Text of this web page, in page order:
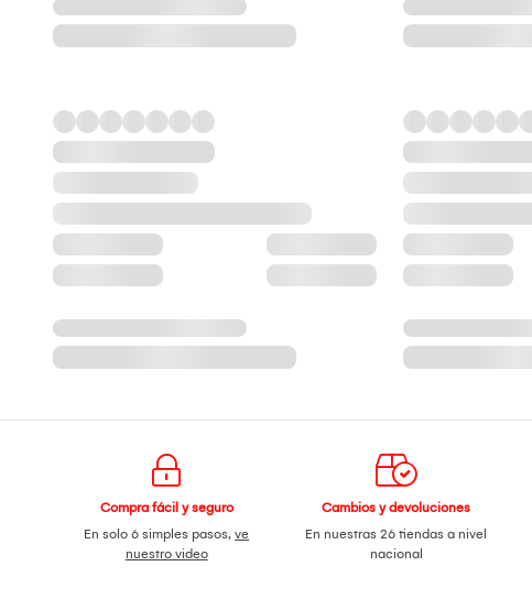
Compra fácil y seguro
En solo 6 simples pasos,ve
nuestro video
Cambios y devoluciones
En nuestras 26 tiendas a nivel
nacional